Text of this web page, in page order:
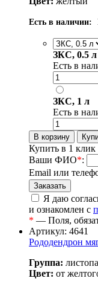
Есть в наличии:
ЗКС, 0.5 л
Есть в
ЗКС, 1 л
Есть в
Купить в 1 клик
Ваши ФИО*:
Email или
Я даю
и ознакомлен с
* — Поля,
Артикул: 4641
Рододендрон
Группа:
Цвет: от